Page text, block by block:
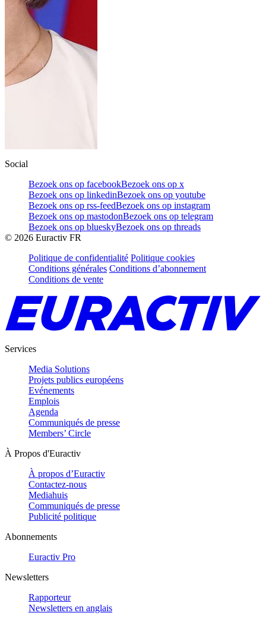
Social
Bezoek ons op facebookBezoek ons op x
Bezoek ons op linkedinBezoek ons op youtube
Bezoek ons op rss-feedBezoek ons op instagram
Bezoek ons op mastodonBezoek ons op telegram
Bezoek ons op blueskyBezoek ons op threads
© 2026 Euractiv FR
Politique de confidentialité Politique cookies
Conditions générales Conditions d’abonnement
Conditions de vente
Services
Media Solutions
Projets publics européens
Evénements
Emplois
Agenda
Communiqués de presse
Members’ Circle
À Propos d'Euractiv
À propos d’Euractiv
Contactez-nous
Mediahuis
Communiqués de presse
Publicité politique
Abonnements
Euractiv Pro
Newsletters
Rapporteur
Newsletters en anglais